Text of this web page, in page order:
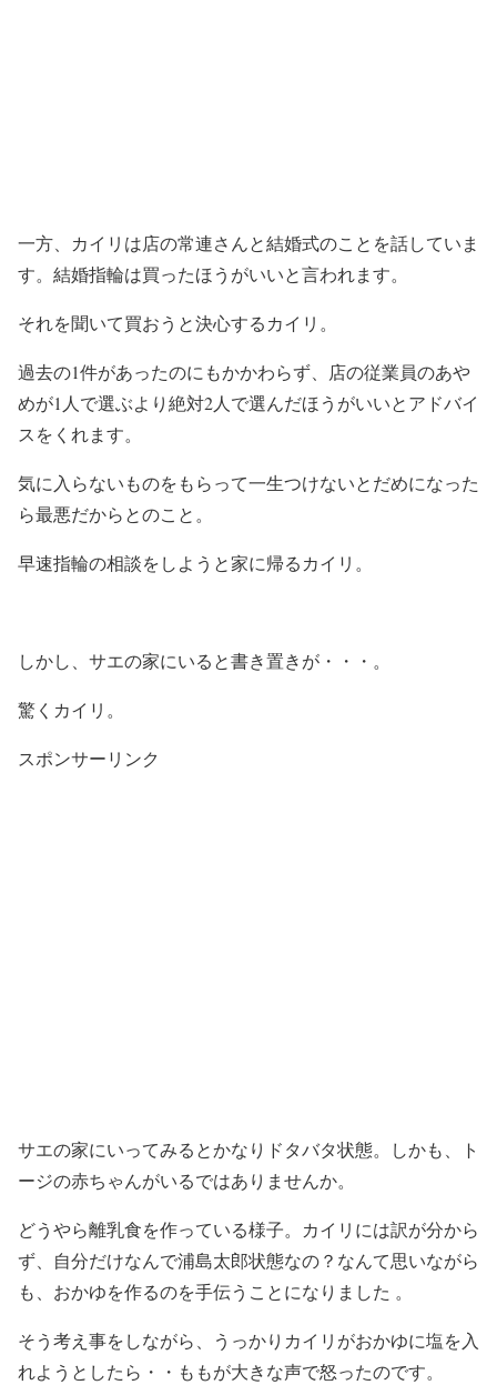
一方、カイリは店の常連さんと結婚式のことを話していま
す。 結婚指輪は買ったほうがいいと言われます。
それを聞いて買おうと決心するカイリ。
過去の1件があったのにもかかわらず、店の従業員のあや
めが1人で選ぶより絶対2人で選んだほうがいいとアドバイ
スをくれます。
気に入らないものをもらって一生つけないとだめになった
ら最悪だからとのこと。
早速指輪の相談をしようと家に帰るカイリ。
しかし、サエの家にいると書き置きが・・・。
驚くカイリ。
スポンサーリンク
サエの家にいってみるとかなりドタバタ状態。
しかも、ト
ージの赤ちゃんがいるではありませんか。
どうやら離乳食を作っている様子。カイリには訳が分から
ず、自分だけなんで浦島太郎状態なの？なんて思いながら
も、おかゆを作るのを手伝うことになりました 。
そう考え事をしながら、うっかりカイリがおかゆに塩を入
れようとしたら・・ももが大きな声で怒ったのです。